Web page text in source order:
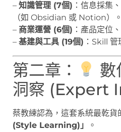
– 知識管理 (7個) ：信息採集
（如 Obsidian 或 Notion）。
– 商業運營 (6個) ：產品定位
– 基建與工具 (19個) ：Skill
第二章：
數
洞察 (Expert
蔡教練認為，這套系統最乾貨
(Style Learning)」
。